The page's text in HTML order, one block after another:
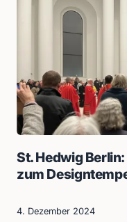
St. Hedwig
zum
4. Dezember 2024